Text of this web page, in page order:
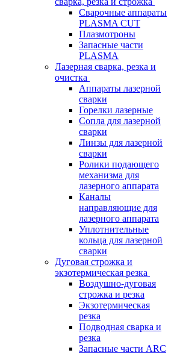
Сварочные аппараты
PLASMA CUT
Плазмотроны
Запасные части
PLASMA
Лазерная сварка, резка и
очистка
Аппараты лазерной
сварки
Горелки лазерные
Сопла для лазерной
сварки
Линзы для лазерной
сварки
Ролики подающего
механизма для
лазерного аппарата
Каналы
направляющие для
лазерного аппарата
Уплотнительные
кольца для лазерной
сварки
Дуговая строжка и
экзотермическая резка
Воздушно-дуговая
строжка и резка
Экзотермическая
резка
Подводная сварка и
резка
Запасные части ARC